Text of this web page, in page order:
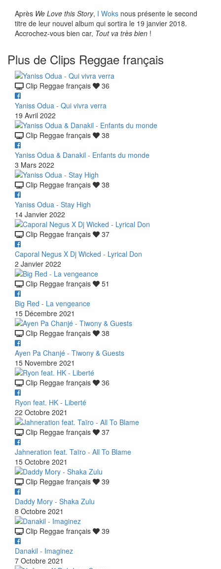
Après We Love this Story, I Woks nous présente le second
titre de leur nouvel album qui sortira le 19 janvier 2018.
Accrochez-vous bien car, Tout va très bien !
Plus de Clips Reggae français
Clip Reggae français
36
Yaniss Odua - Qui vivra verra
19 Avril 2022
Clip Reggae français
38
Yaniss Odua & Danakil - Enfants du monde
3 Mars 2022
Clip Reggae français
38
Yaniss Odua - Stay High
14 Janvier 2022
Clip Reggae français
37
Caporal Negus X Dj Wicked - Lyrical Don
2 Janvier 2022
Clip Reggae français
51
Big Red - La vengeance
15 Décembre 2021
Clip Reggae français
38
Ayen Pa Chanjé - Tiwony & Guests
15 Novembre 2021
Clip Reggae français
36
Ryon feat. HK - Liberté
22 Octobre 2021
Clip Reggae français
37
Jahneration feat. Taïro - All To Blame
15 Octobre 2021
Clip Reggae français
39
Daddy Mory - Shaka Zulu
8 Octobre 2021
Clip Reggae français
39
Danakil - Imaginez
7 Octobre 2021